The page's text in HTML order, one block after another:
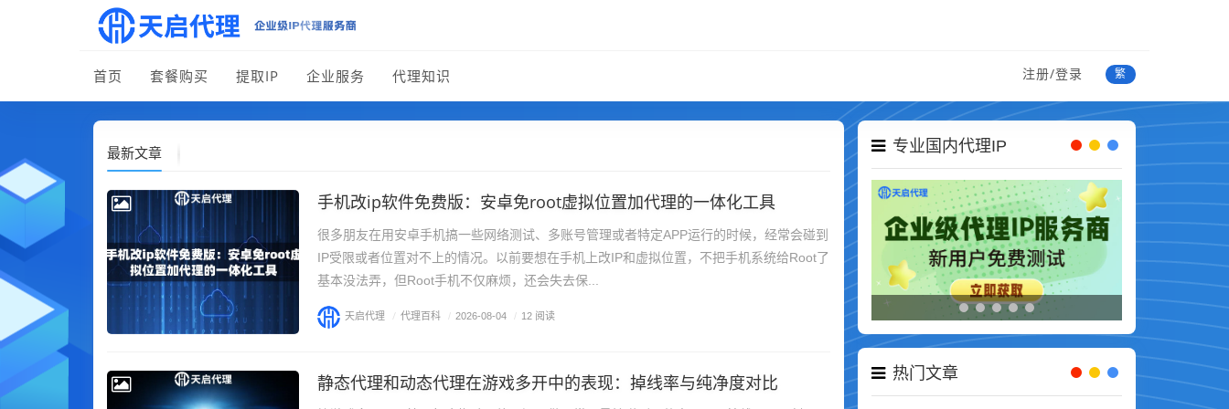
首页 套餐购买 提取IP 企业服务 代理知识 注册/登录 繁
最新文章
手机改ip软件免费版：安卓免root虚拟位置加代理的一体化工具
很多朋友在用安卓手机搞一些网络测试、多账号管理或者特定APP运行的时候，经常会碰到
IP受限或者位置对不上的情况。以前要想在手机上改IP和虚拟位置，不把手机系统给Root了
基本没法弄，但Root手机不仅麻烦，还会失去保...
天启代理 / 代理百科 / 2026-08-04 / 12 阅读
静态代理和动态代理在游戏多开中的表现：掉线率与纯净度对比
专业国内代理IP
热门文章